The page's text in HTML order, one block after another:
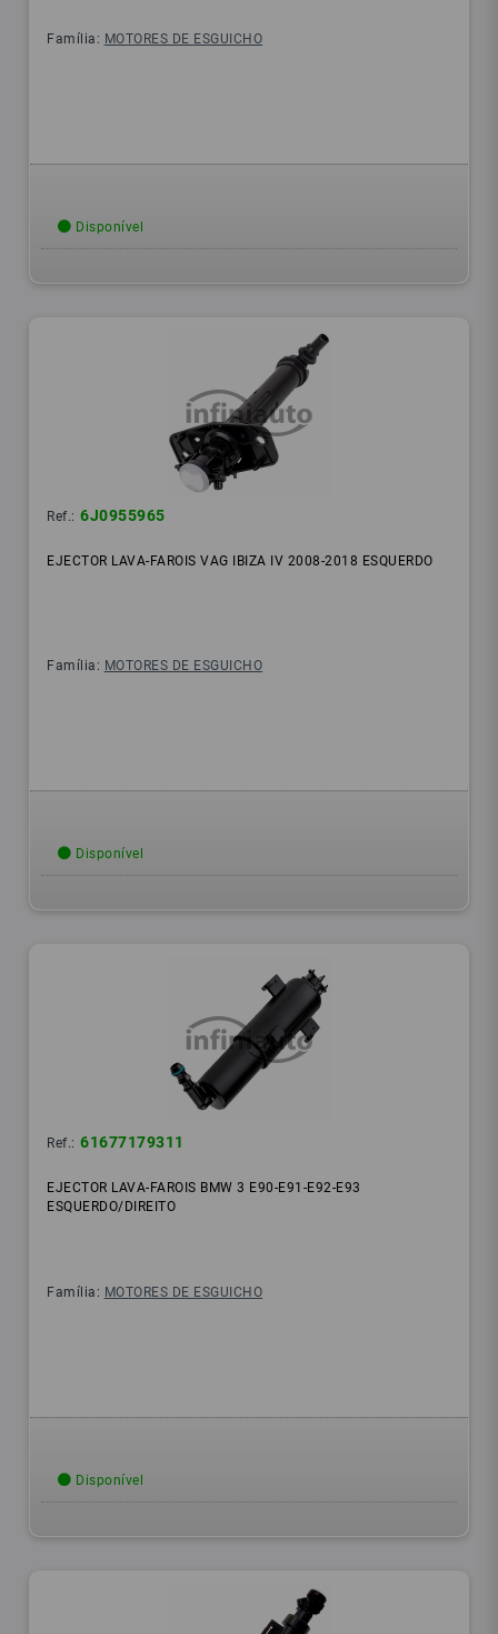
Família: MOTORES DE ESGUICHO
Disponível
Ref.: 6J0955965
EJECTOR LAVA-FAROIS VAG IBIZA IV 2008-2018 ESQUERDO
Família: MOTORES DE ESGUICHO
Disponível
Ref.: 61677179311
EJECTOR LAVA-FAROIS BMW 3 E90-E91-E92-E93
ESQUERDO/DIREITO
Família: MOTORES DE ESGUICHO
Disponível